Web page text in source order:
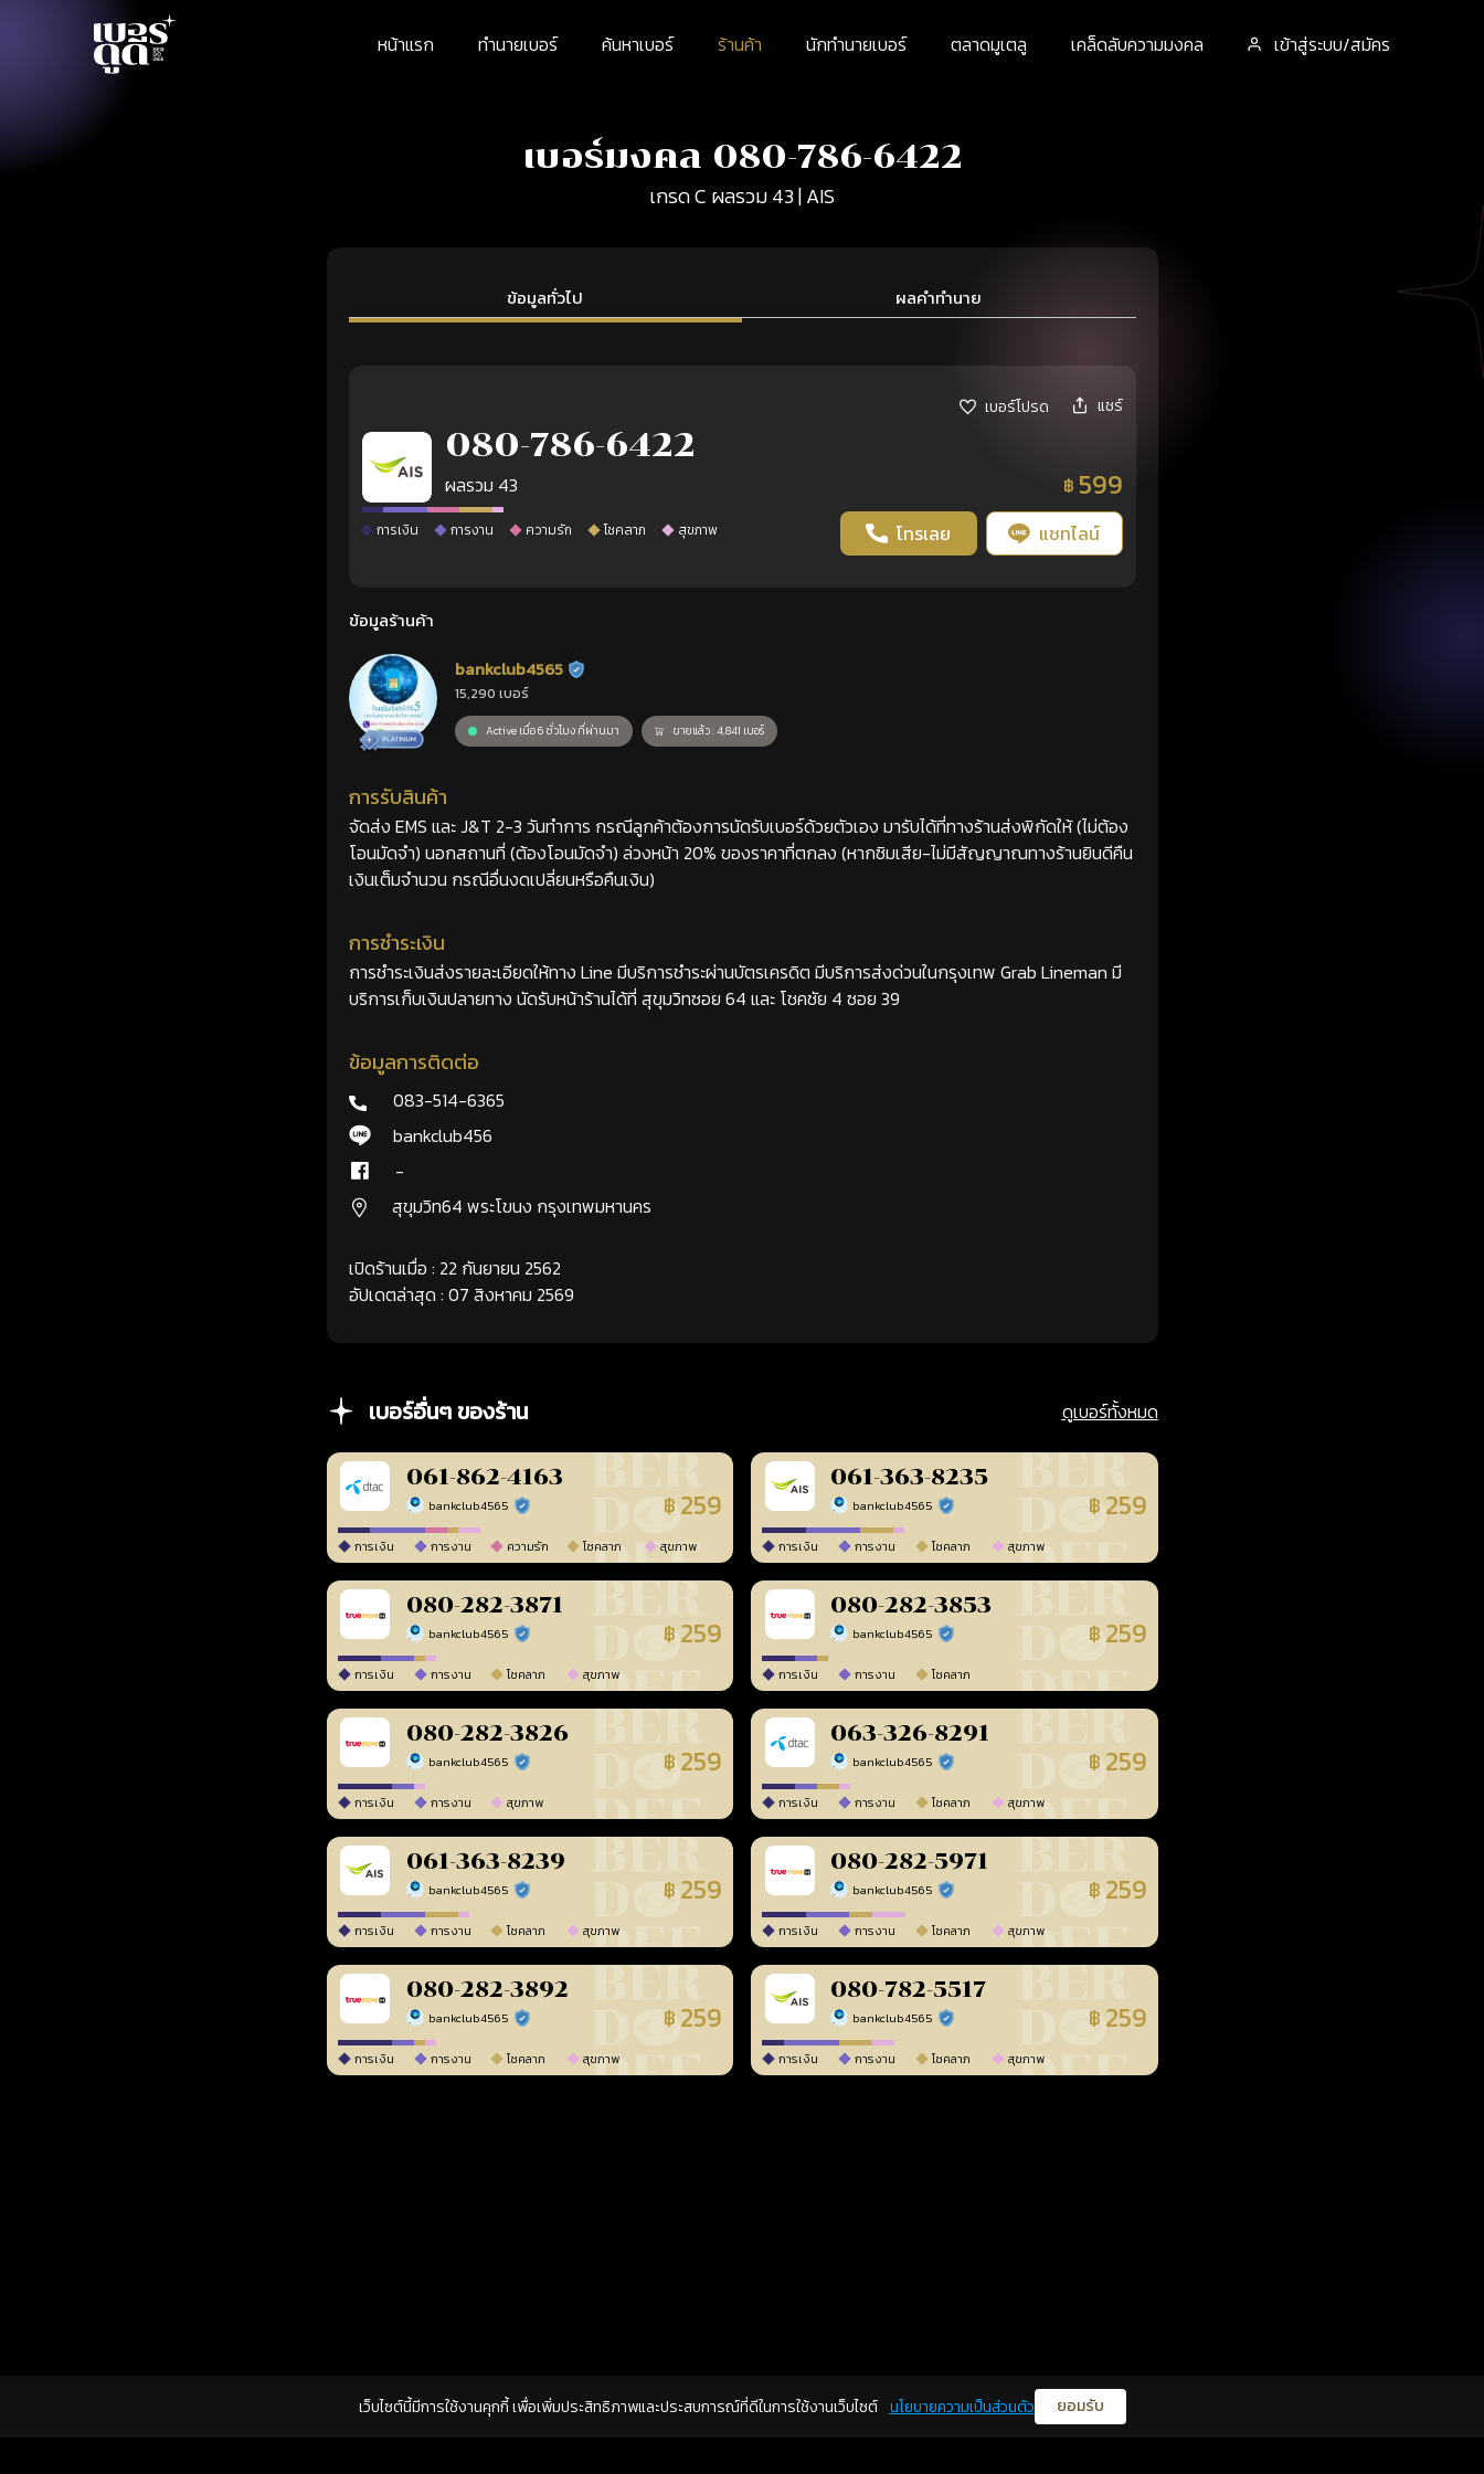
หน้าแรก ทำนายเบอร์ ค้นหาเบอร์ ร้านค้า นักทำนายเบอร์ ตลาดมูเตลู เคล็ดลับความมงคล เข้าสู่ระบบ/สมัคร
เบอร์มงคล 080-786-6422
เกรด C ผลรวม 43 | AIS
ข้อมูลทั่วไป ผลคำทำนาย
เบอร์โปรด แชร์
080-786-6422
ผลรวม 43 ฿ 599
การเงิน การงาน ความรัก โชคลาภ สุขภาพ โทรเลย แชทไลน์
ข้อมูลร้านค้า
bankclub4565 ร้านยืนยันแล้ว
15,290 เบอร์
Active เมื่อ 6 ชั่วโมง ที่ผ่านมา ขายแล้ว : 4,841 เบอร์
การรับสินค้า
จัดส่ง EMS และ J&T 2-3 วันทำการ กรณีลูกค้าต้องการนัดรับเบอร์ด้วยตัวเอง มารับได้ที่ทางร้านส่งพิกัดให้ (ไม่ต้อง
โอนมัดจำ) นอกสถานที่ (ต้องโอนมัดจำ) ล่วงหน้า 20% ของราคาที่ตกลง (หากซิมเสีย-ไม่มีสัญญาณทางร้านยินดีคืน
เงินเต็มจำนวน กรณีอื่นงดเปลี่ยนหรือคืนเงิน)
การชำระเงิน
การชำระเงินส่งรายละเอียดให้ทาง Line มีบริการชำระผ่านบัตรเครดิต มีบริการส่งด่วนในกรุงเทพ Grab Lineman มี
บริการเก็บเงินปลายทาง นัดรับหน้าร้านได้ที่ สุขุมวิทซอย 64 และ โชคชัย 4 ซอย 39
ข้อมูลการติดต่อ
083-514-6365
bankclub456
-
สุขุมวิท64 พระโขนง กรุงเทพมหานคร
เปิดร้านเมื่อ : 22 กันยายน 2562
อัปเดตล่าสุด : 07 สิงหาคม 2569
เบอร์อื่นๆ ของร้าน ดูเบอร์ทั้งหมด
061-862-4163
bankclub4565 ร้านยืนยันแล้ว ฿ 259
การเงิน การงาน ความรัก โชคลาภ สุขภาพ
061-363-8235
bankclub4565 ร้านยืนยันแล้ว ฿ 259
การเงิน การงาน โชคลาภ สุขภาพ
080-282-3871
bankclub4565 ร้านยืนยันแล้ว ฿ 259
การเงิน การงาน โชคลาภ สุขภาพ
080-282-3853
bankclub4565 ร้านยืนยันแล้ว ฿ 259
การเงิน การงาน โชคลาภ
080-282-3826
bankclub4565 ร้านยืนยันแล้ว ฿ 259
การเงิน การงาน สุขภาพ
063-326-8291
bankclub4565 ร้านยืนยันแล้ว ฿ 259
การเงิน การงาน โชคลาภ สุขภาพ
061-363-8239
bankclub4565 ร้านยืนยันแล้ว ฿ 259
การเงิน การงาน โชคลาภ สุขภาพ
080-282-5971
bankclub4565 ร้านยืนยันแล้ว ฿ 259
การเงิน การงาน โชคลาภ สุขภาพ
080-282-3892
bankclub4565 ร้านยืนยันแล้ว ฿ 259
การเงิน การงาน โชคลาภ สุขภาพ
080-782-5517
bankclub4565 ร้านยืนยันแล้ว ฿ 259
การเงิน การงาน โชคลาภ สุขภาพ
เว็บไซต์นี้มีการใช้งานคุกกี้ เพื่อเพิ่มประสิทธิภาพและประสบการณ์ที่ดีในการใช้งานเว็บไซต์ นโยบายความเป็นส่วนตัว ยอมรับ